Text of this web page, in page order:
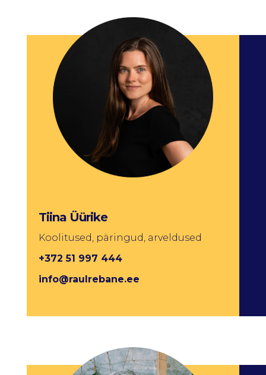
Tiina Üürike
Koolitused, päringud, arveldused
+372 51 997 444
info@raulrebane.ee